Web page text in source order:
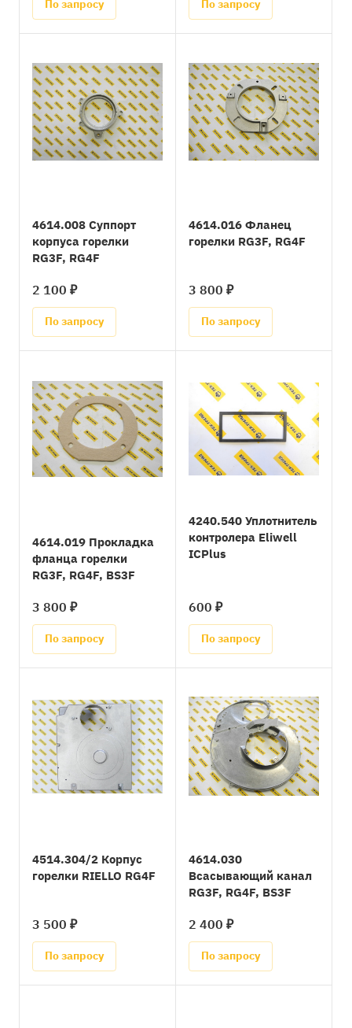
По запросу По запросу
4614.008 Суппорт
корпуса горелки
RG3F, RG4F
2 100 ₽
По запросу
4614.016 Фланец
горелки RG3F, RG4F
3 800 ₽
По запросу
4614.019 Прокладка
фланца горелки
RG3F, RG4F, BS3F
3 800 ₽
По запросу
4240.540 Уплотнитель
контролера Eliwell
ICPlus
600 ₽
По запросу
4514.304/2 Корпус
горелки RIELLO RG4F
3 500 ₽
По запросу
4614.030
Всасывающий канал
RG3F, RG4F, BS3F
2 400 ₽
По запросу